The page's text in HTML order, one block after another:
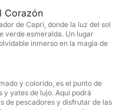
paradas en bahías
visitando la
reflejos únicos.
de los Faraglioni y la
Corazón
de Capri, donde la luz del sol
verde esmeralda. Un lugar
inmerso en la magia de
y colorido, es el punto de
yates de lujo. Aquí podrá
de pescadores y disfrutar de las